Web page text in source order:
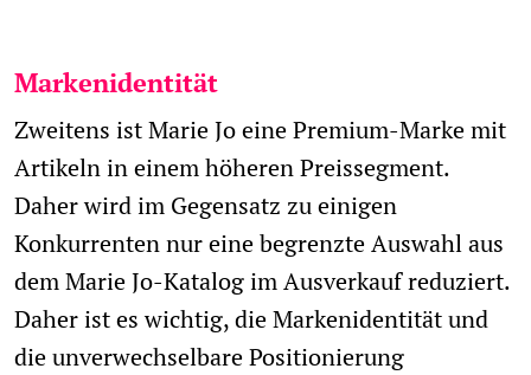
Markenidentität
Zweitens ist Marie Jo eine Premium-Marke mit
Artikeln in einem höheren Preissegment.
Daher wird im Gegensatz zu einigen
Konkurrenten nur eine begrenzte Auswahl aus
dem Marie Jo-Katalog im Ausverkauf reduziert.
Daher ist es wichtig, die Markenidentität und
die unverwechselbare Positionierung